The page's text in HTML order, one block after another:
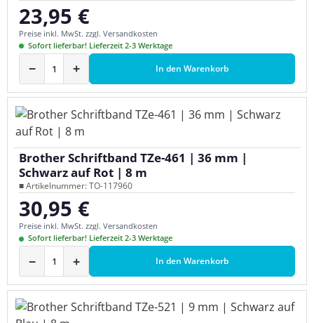
Regulärer Preis:
23,95 €
Preise inkl. MwSt. zzgl. Versandkosten
Sofort lieferbar! Lieferzeit 2-3 Werktage
− + In den Warenkorb
Brother Schriftband TZe-461 | 36 mm |
Schwarz auf Rot | 8 m
■ Artikelnummer: TO-117960
Regulärer Preis:
30,95 €
Preise inkl. MwSt. zzgl. Versandkosten
Sofort lieferbar! Lieferzeit 2-3 Werktage
− + In den Warenkorb